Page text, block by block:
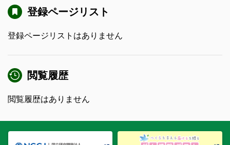
登録ページリスト
登録ページリストはありません
閲覧履歴
閲覧履歴はありません